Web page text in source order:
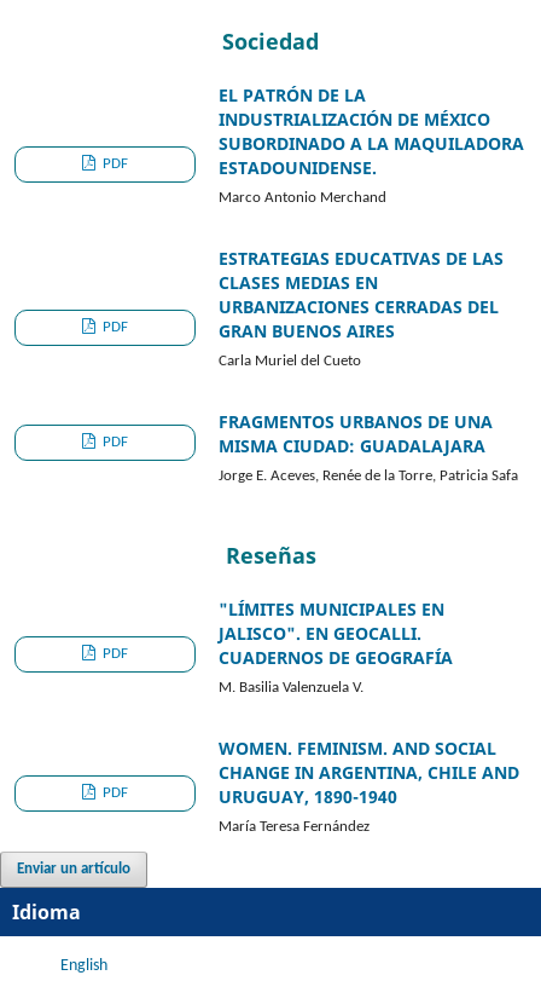
Sociedad
EL PATRÓN DE LA
INDUSTRIALIZACIÓN DE MÉXICO
SUBORDINADO A LA MAQUILADORA
ESTADOUNIDENSE.
Marco Antonio Merchand
PDF
ESTRATEGIAS EDUCATIVAS DE LAS
CLASES MEDIAS EN
URBANIZACIONES CERRADAS DEL
GRAN BUENOS AIRES
Carla Muriel del Cueto
PDF
FRAGMENTOS URBANOS DE UNA
MISMA CIUDAD: GUADALAJARA
Jorge E. Aceves, Renée de la Torre, Patricia Safa
PDF
Reseñas
"LÍMITES MUNICIPALES EN
JALISCO". EN GEOCALLI.
CUADERNOS DE GEOGRAFÍA
M. Basilia Valenzuela V.
PDF
WOMEN. FEMINISM. AND SOCIAL
CHANGE IN ARGENTINA, CHILE AND
URUGUAY, 1890-1940
María Teresa Fernández
PDF
Enviar un artículo
Idioma
English